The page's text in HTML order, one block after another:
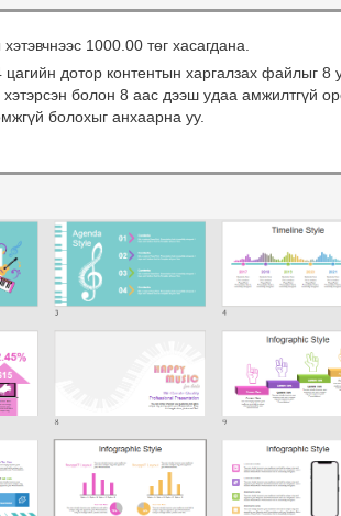
1000.00 төг хасагдана.
дотор контентын харгалзах файлыг 8
болон 8 аас дээш удаа амжилтгүй
болохыг анхаарна уу.